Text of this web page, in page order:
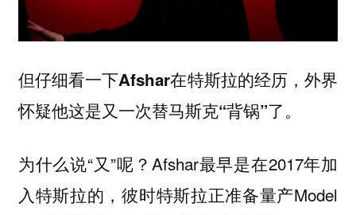
但仔细看一下Afshar在特斯拉的经历，外界
怀疑他这是又一次替马斯克“背锅”了。
为什么说“又”呢？Afshar最早是在2017年加
入特斯拉的，彼时特斯拉正准备量产Model